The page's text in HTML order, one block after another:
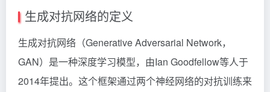
生成对抗网络的定义
生成对抗网络（Generative Adversarial Network，
GAN）是一种深度学习模型，由Ian Goodfellow等人于
2014年提出。这个框架通过两个神经网络的对抗训练来